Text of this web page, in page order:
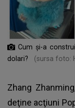
Cum și-a
dolari?
(sursa foto:
Zhang
deţine acţiuni